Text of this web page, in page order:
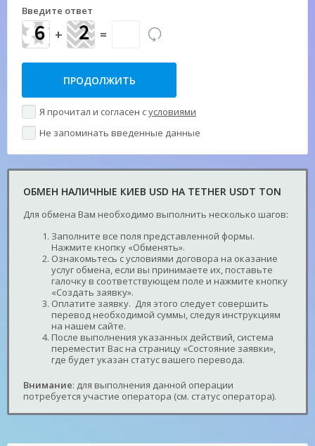
Введите ответ
+ =
Я прочитал и согласен сусловиями
Не запоминать введенные данные
ОБМЕН НАЛИЧНЫЕ КИЕВ USD НА TETHER USDT TON
Для обмена Вам необходимо выполнить несколько шагов:
Заполните все поля представленной формы.
Нажмите кнопку «Обменять».
Ознакомьтесь с условиями договора на оказание
услуг обмена, если вы принимаете их, поставьте
галочку в соответствующем поле и нажмите кнопку
«Создать заявку».
Оплатите заявку. Для этого следует совершить
перевод необходимой суммы, следуя инструкциям
на нашем сайте.
После выполнения указанных действий, система
переместит Вас на страницу «Состояние заявки»,
где будет указан статус вашего перевода.
Внимание: для выполнения данной операции
потребуется участие оператора (см. статус оператора).